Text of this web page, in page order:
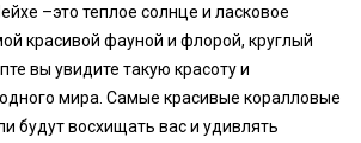
–это теплое солнце и ласковое
красивой фауной и флорой, круглый
вы увидите такую красоту и
мира. Самые красивые коралловые
будут восхищать вас и удивлять